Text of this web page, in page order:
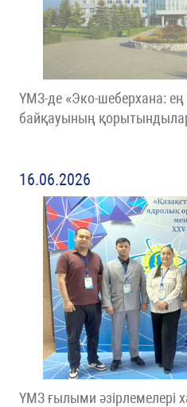
ҮМЗ-де «Эко-шеберхана: ең
байқауының
16.06.2026
ҮМЗ ғылыми әзірлемелері